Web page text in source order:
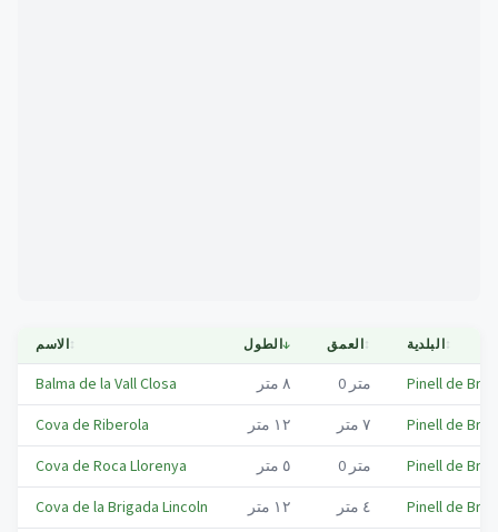
الاسم↕ الطول↓ العمق↕ البلدية↕
Balma de la Vall Closa ٨ متر 0 متر
Pinell de
Cova de Riberola
١٢ متر ٧ متر
Pinell de
Cova de Roca Llorenya
٥ متر 0 متر
Pinell de
Cova de la Brigada Lincoln
١٢ متر ٤ متر Pinell de